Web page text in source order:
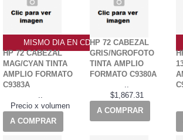
MISMO DIA EN CDMX
HP 72 CABEZAL
MAG/CYAN TINTA
AMPLIO FORMATO
C9383A
..
Precio x volumen
A COMPRAR
HP 72 CABEZAL
GRIS/NGROFOTO
TINTA AMPLIO
FORMATO C9380A
..
$1,867.31
A COMPRAR